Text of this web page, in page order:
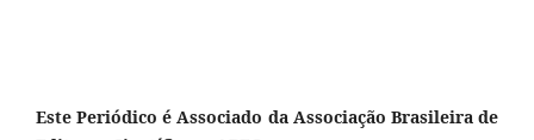
Este Periódico é Associado da Associação Brasileira de